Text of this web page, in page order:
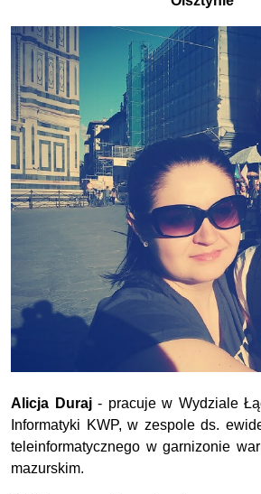
Alicja Duraj- pracuje w Wydziale
Informatyki KWP, w zespole ds.
teleinformatycznego w garnizonie
mazurskim.